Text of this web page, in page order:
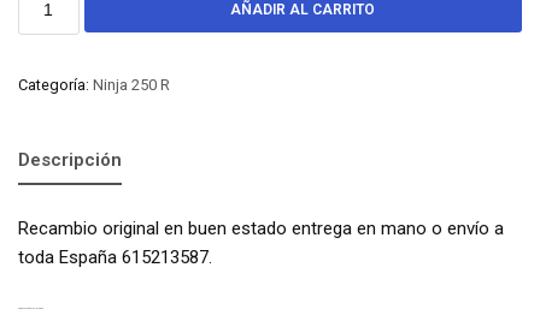
AÑADIR AL CARRITO
Categoría: Ninja 250 R
Descripción
Recambio original en buen estado entrega en mano o envío a
toda España 615213587.